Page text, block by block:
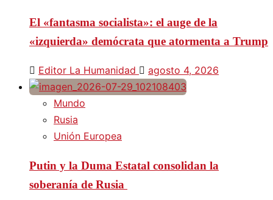
El «fantasma socialista»: el auge de la
«izquierda» demócrata que atormenta a Trump
Editor La Humanidad agosto 4, 2026
Mundo
Rusia
Unión Europea
Putin y la Duma Estatal consolidan la
soberanía de Rusia